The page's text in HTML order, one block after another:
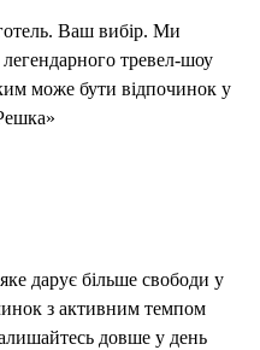
Ваш вибір. Ми
тревел-шоу
може бути відпочинок у
дарує більше свободи у
з активним темпом
довше у день